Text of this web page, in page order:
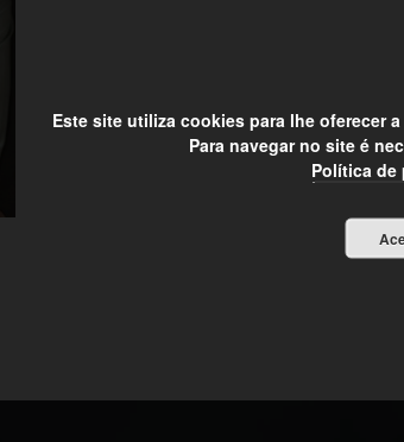
Este site utiliza cookies para lhe oferecer
Para navegar no site é
Política de